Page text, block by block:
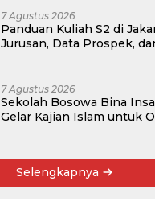
7 Agustus 2026
Panduan Kuliah S2 di
Jurusan, Data Prospek,
7 Agustus 2026
Sekolah Bosowa Bina
Gelar Kajian Islam untuk
Selengkapnya